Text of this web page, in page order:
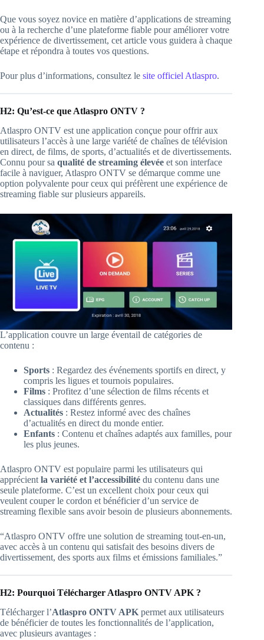
Que vous soyez novice en matière d’applications de streaming
ou à la recherche d’une plateforme fiable pour améliorer votre
expérience de divertissement, cet article vous guidera à chaque
étape et répondra à toutes vos questions.
Pour plus d’informations, consultez le site officiel Atlaspro.
H2: Qu’est-ce que Atlaspro ONTV ?
Atlaspro ONTV est une application conçue pour offrir aux
utilisateurs l’accès à une large variété de chaînes de télévision
en direct, de films, de sports, d’actualités et de divertissements.
Connu pour sa qualité de streaming élevée et son interface
facile à naviguer, Atlaspro ONTV se démarque comme une
option polyvalente pour ceux qui préfèrent une expérience de
streaming fiable sur plusieurs appareils.
L’application couvre un large éventail de catégories de
contenu :
Sports : Regardez des événements sportifs en direct, y
compris les ligues et tournois populaires.
Films : Profitez d’une sélection de films récents et
classiques dans différents genres.
Actualités : Restez informé avec des chaînes
d’actualités en direct du monde entier.
Enfants : Contenu et chaînes adaptés aux familles, pour
les plus jeunes.
Atlaspro ONTV est populaire parmi les utilisateurs qui
apprécient la variété et l’accessibilité du contenu dans une
seule plateforme. C’est un excellent choix pour ceux qui
veulent couper le cordon et bénéficier d’un service de
streaming flexible sans avoir besoin de plusieurs abonnements.
“Atlaspro ONTV offre une solution de streaming tout-en-un,
avec accès à un contenu qui satisfait des besoins divers de
divertissement, des sports aux films et émissions familiales.”
H2: Pourquoi Télécharger Atlaspro ONTV APK ?
Télécharger l’Atlaspro ONTV APK permet aux utilisateurs
de bénéficier de toutes les fonctionnalités de l’application,
avec plusieurs avantages :